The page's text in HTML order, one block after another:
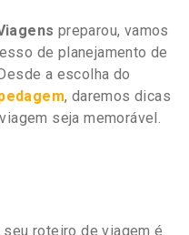
preparou, vamos
de planejamento de
a escolha do
, daremos dicas
seja memorável.
roteiro de viagem é